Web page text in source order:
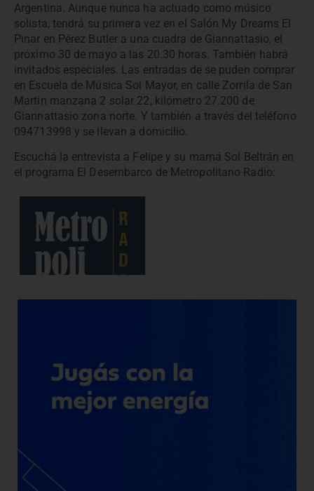
Argentina. Aunque nunca ha actuado como músico
solista, tendrá su primera vez en el Salón My Dreams El
Pinar en Pérez Butler a una cuadra de Giannattasio, el
próximo 30 de mayo a las 20.30 horas. También habrá
invitados especiales. Las entradas de se puden comprar
en Escuela de Música Sol Mayor, en calle Zorrila de San
Martín manzana 2 solar 22, kilómetro 27.200 de
Giannattasio zona norte. Y también a través del teléfono
094713998 y se llevan a domicilio.
Escuchá la entrevista a Felipe y su mamá Sol Beltrán en
el programa El Desembarco de Metropolitano Radio: